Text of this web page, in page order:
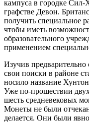
кампуса в городке
графстве Девон.
получить специальное
чтобы иметь
образовательного
применением
Изучив
свои поиски в районе
носило название
Уже по-прошествии
шесть средневековых
Монеты не были
делается. Они были